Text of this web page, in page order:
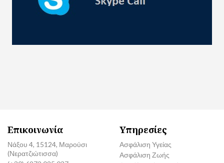
Επικοινωνία
Νάξου 4, 15124, Μαρούσι
(Νερατζιώτισσα)
Υπηρεσίες
Ασφάλιση Υγείας
Ασφάλιση Ζωής